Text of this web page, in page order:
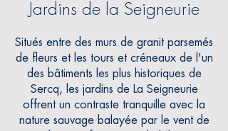
Jardins de la Seigneurie
Situés entre des murs de granit parsemés
de fleurs et les tours et créneaux de l'un
des bâtiments les plus historiques de
Sercq, les jardins de La Seigneurie
offrent un contraste tranquille avec la
nature sauvage balayée par le vent de